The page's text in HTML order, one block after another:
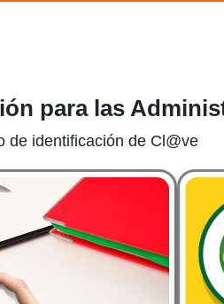
para las
de identificación de Cl@ve